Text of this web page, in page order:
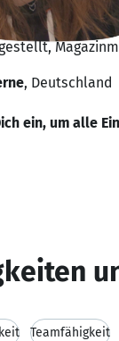
für Projekte. 🔎
, Deutschland
ein, um alle
Teamfähigkeit